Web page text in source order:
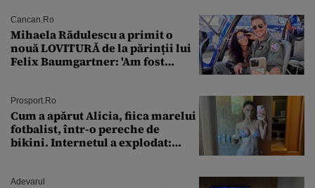
Cancan.ro
Mihaela Rădulescu a primit o
nouă LOVITURĂ de la părinții lui
Felix Baumgartner: 'Am fost
Prosport.ro
Cum a apărut Alicia, fiica marelui
fotbalist, într-o pereche de
bikini. Internetul a explodat:
Adevarul